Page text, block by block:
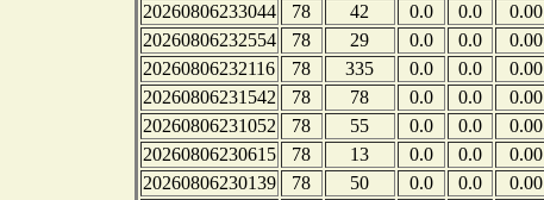
20260806233044
78 42 0.0 0.0 0.00
20260806232554
78 29 0.0 0.0 0.00
20260806232116
78 335 0.0 0.0 0.00
20260806231542
78 78 0.0 0.0 0.00
20260806231052
78 55 0.0 0.0 0.00
20260806230615
78 13 0.0 0.0 0.00
20260806230139
78 50 0.0 0.0 0.00